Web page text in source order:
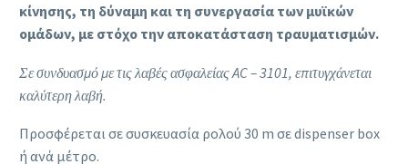
κίνησης, τη δύναμη και τη συνεργασία των μυϊκών
ομάδων, με στόχο την αποκατάσταση τραυματισμών.
Σε συνδυασμό με τις λαβές ασφαλείας AC – 3101, επιτυγχάνεται
καλύτερη λαβή.
Προσφέρεται σε συσκευασία ρολού 30 m σε dispenser box
ή ανά μέτρο.